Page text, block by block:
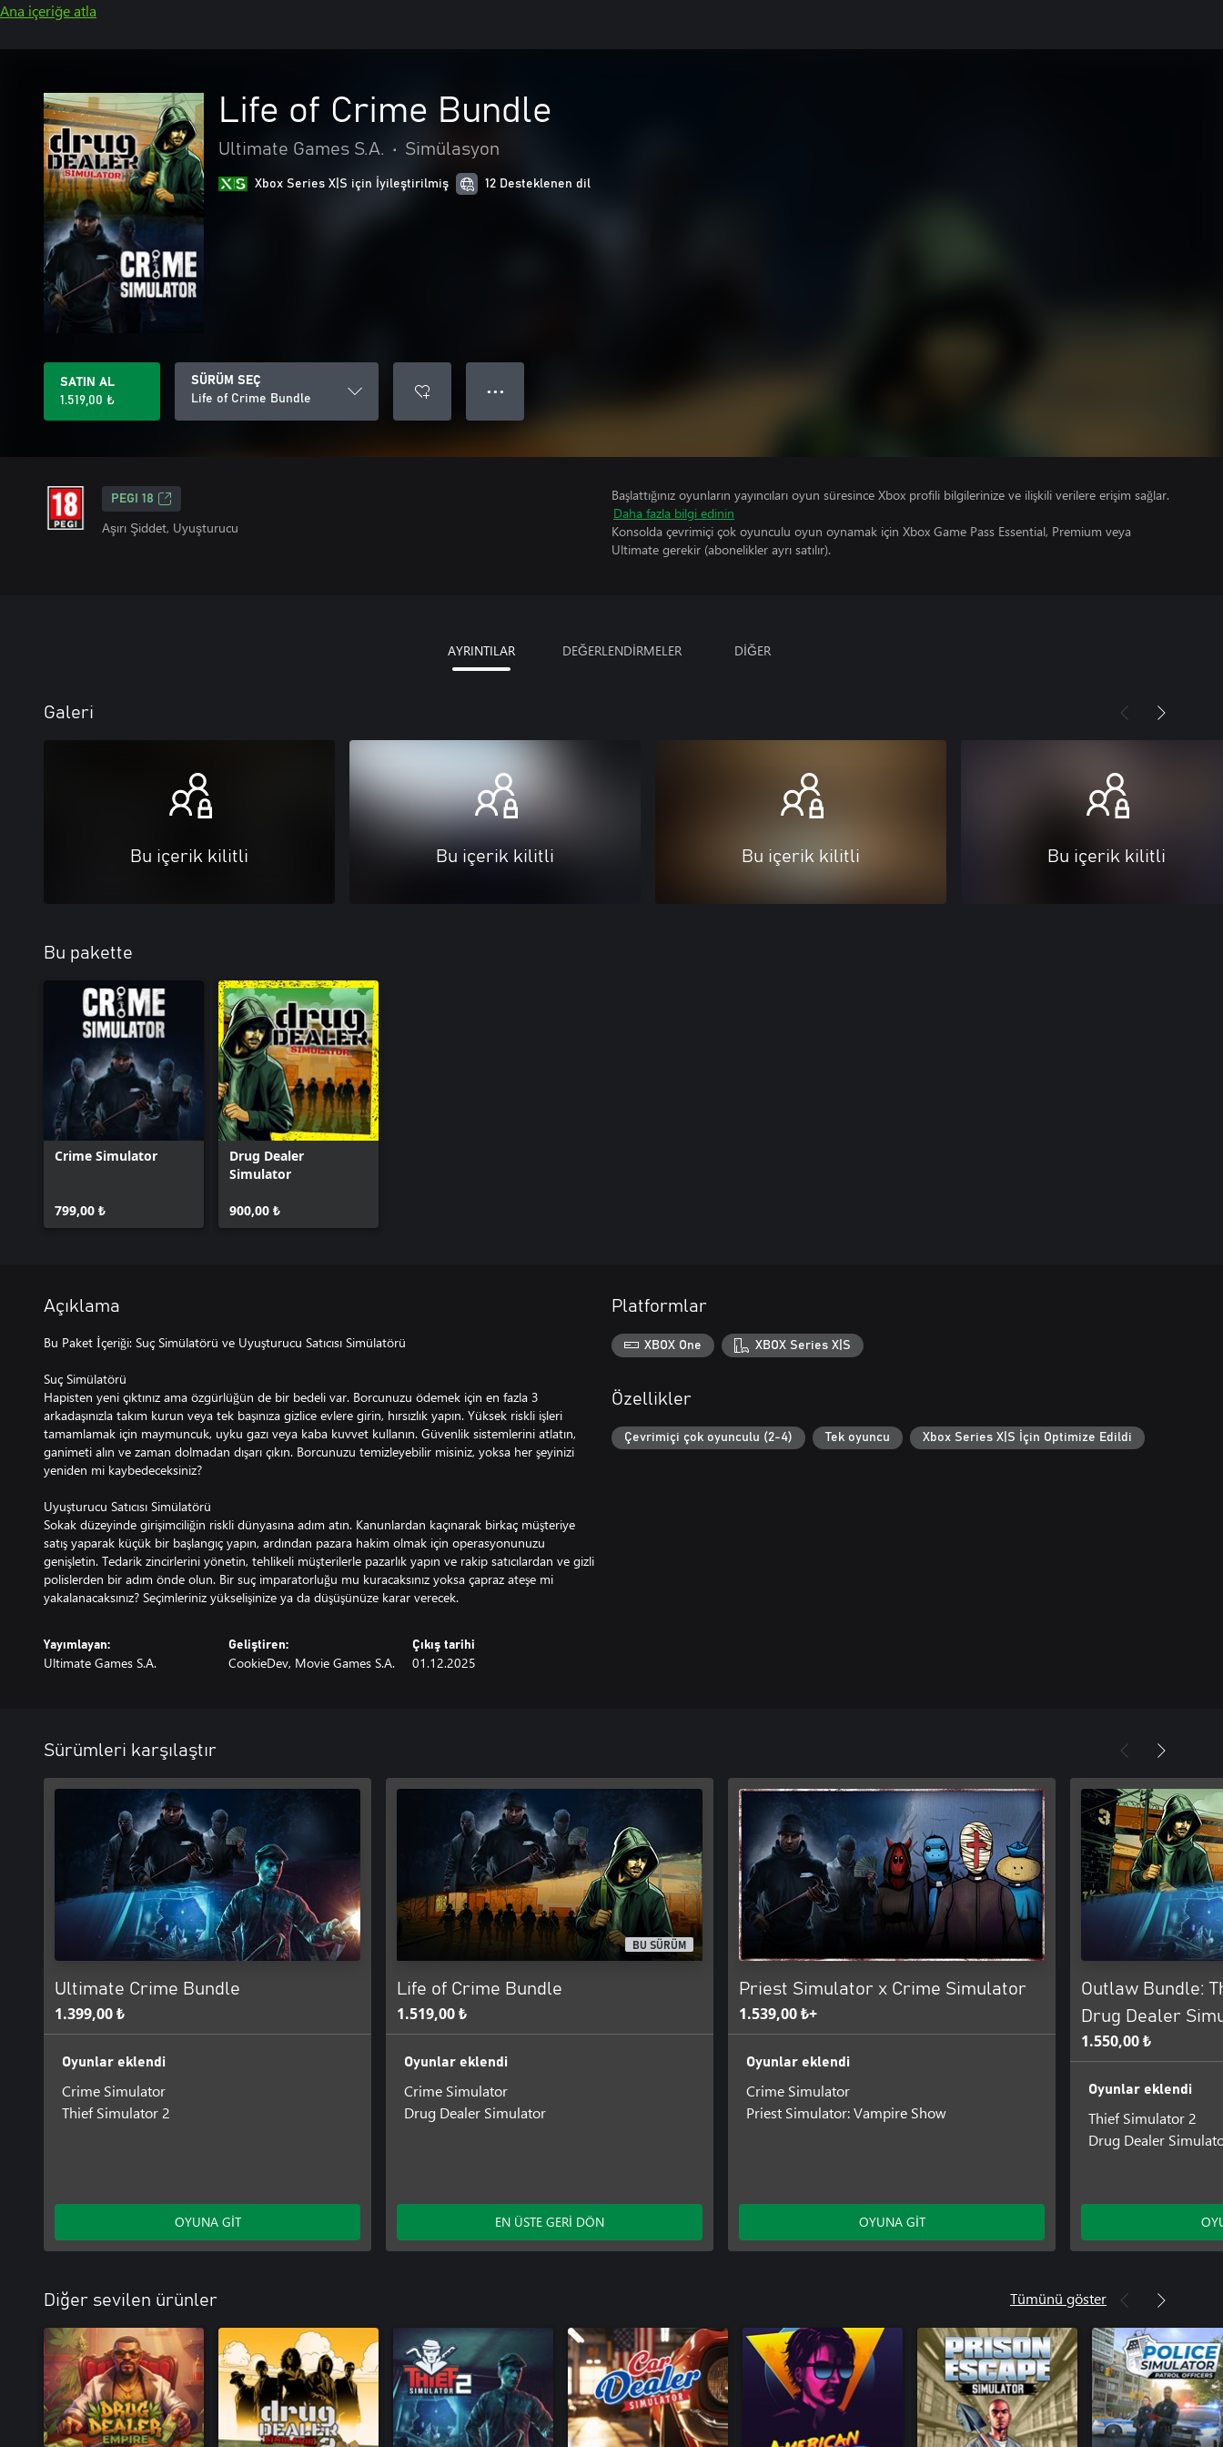
Ana içeriğe atla
Life of Crime Bundle
Ultimate Games S.A. • Simülasyon
Xbox Series X|S için İyileştirilmiş 12 Desteklenen dil
SATIN AL
1.519,00 ₺
SÜRÜM SEÇ
Life of Crime Bundle
● ● ●
PEGI 18
Aşırı Şiddet, Uyuşturucu
Başlattığınız oyunların yayıncıları oyun süresince Xbox profili bilgilerinize ve ilişkili verilere erişim sağlar.
Daha fazla bilgi edinin
Konsolda çevrimiçi çok oyunculu oyun oynamak için Xbox Game Pass Essential, Premium veya
Ultimate gerekir (abonelikler ayrı satılır).
AYRINTILAR DEĞERLENDİRMELER DİĞER
Galeri
Bu içerik kilitli Bu içerik kilitli Bu içerik kilitli Bu içerik kilitli
Bu pakette
Crime Simulator
799,00 ₺
Drug Dealer
Simulator
900,00 ₺
Açıklama
Bu Paket İçeriği: Suç Simülatörü ve Uyuşturucu Satıcısı Simülatörü
Suç Simülatörü
Hapisten yeni çıktınız ama özgürlüğün de bir bedeli var. Borcunuzu ödemek için en fazla 3
arkadaşınızla takım kurun veya tek başınıza gizlice evlere girin, hırsızlık yapın. Yüksek riskli işleri
tamamlamak için maymuncuk, uyku gazı veya kaba kuvvet kullanın. Güvenlik sistemlerini atlatın,
ganimeti alın ve zaman dolmadan dışarı çıkın. Borcunuzu temizleyebilir misiniz, yoksa her şeyinizi
yeniden mi kaybedeceksiniz?
Uyuşturucu Satıcısı Simülatörü
Sokak düzeyinde girişimciliğin riskli dünyasına adım atın. Kanunlardan kaçınarak birkaç müşteriye
satış yaparak küçük bir başlangıç yapın, ardından pazara hakim olmak için operasyonunuzu
genişletin. Tedarik zincirlerini yönetin, tehlikeli müşterilerle pazarlık yapın ve rakip satıcılardan ve gizli
polislerden bir adım önde olun. Bir suç imparatorluğu mu kuracaksınız yoksa çapraz ateşe mi
yakalanacaksınız? Seçimleriniz yükselişinize ya da düşüşünüze karar verecek.
Yayımlayan:
Ultimate Games S.A.
Geliştiren:
CookieDev, Movie Games S.A.
Çıkış tarihi
01.12.2025
Platformlar
XBOX One XBOX Series X|S
Özellikler
Çevrimiçi çok oyunculu (2-4) Tek oyuncu Xbox Series X|S İçin Optimize Edildi
Sürümleri karşılaştır
Ultimate Crime Bundle
1.399,00 ₺
Oyunlar eklendi
Crime Simulator
Thief Simulator 2
OYUNA GİT
BU SÜRÜM
Life of Crime Bundle
1.519,00 ₺
Oyunlar eklendi
Crime Simulator
Drug Dealer Simulator
EN ÜSTE GERİ DÖN
Priest Simulator x Crime Simulator
1.539,00 ₺+
Oyunlar eklendi
Crime Simulator
Priest Simulator: Vampire Show
OYUNA GİT
Outlaw Bundle:
Drug Dealer
1.550,00 ₺
Oyunlar eklendi
Thief Simulator 2
Drug Dealer
Diğer sevilen ürünler Tümünü göster